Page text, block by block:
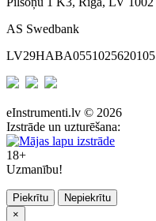
AS Swedbank
LV29HABA0551025620105
eInstrumenti.lv © 2026
Izstrāde un uzturēšana:
18+
Uzmanību!
Piekrītu
Nepiekrītu
×